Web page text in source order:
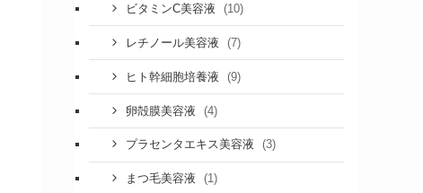
ビタミンC美容液 (10)
レチノール美容液 (7)
ヒト幹細胞培養液 (9)
卵殻膜美容液 (4)
プラセンタエキス美容液 (3)
まつ毛美容液 (1)